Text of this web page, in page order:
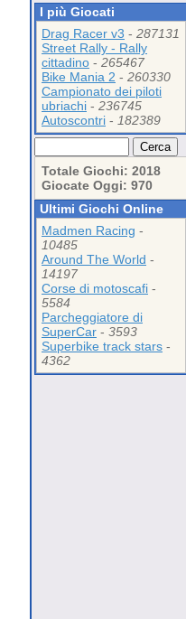
I più Giocati
Drag Racer v3 - 287131
Street Rally - Rally
cittadino - 265467
Bike Mania 2 - 260330
Campionato dei piloti
ubriachi - 236745
Autoscontri - 182389
Totale Giochi: 2018
Giocate Oggi: 970
Ultimi Giochi Online
Madmen Racing -
10485
Around The World -
14197
Corse di motoscafi -
5584
Parcheggiatore di
SuperCar - 3593
Superbike track stars -
4362